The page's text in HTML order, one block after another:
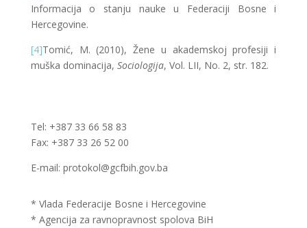
Informacija o stanju nauke u Federaciji Bosne i
Hercegovine.
[4]Tomić, M. (2010), Žene u akademskoj profesiji i
muška dominacija, Sociologija, Vol. LII, No. 2, str. 182.
Tel: +387 33 66 58 83
Fax: +387 33 26 52 00
E-mail: protokol@gcfbih.gov.ba
* Vlada Federacije Bosne i Hercegovine
* Agencija za ravnopravnost spolova BiH